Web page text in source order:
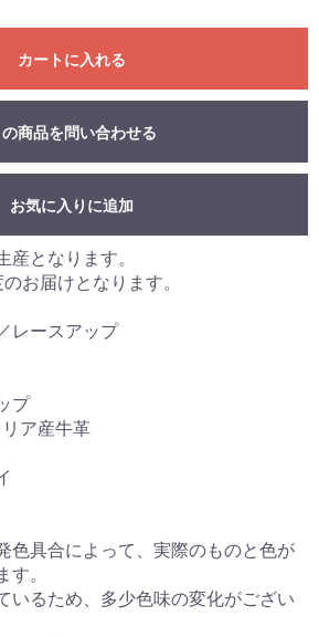
カートに入れる
の商品を問い合わせる
お気に入りに追加
産となります。
お届けとなります。
レースアップ
プ
ア産牛革
色具合によって、実際のものと色が
。
いるため、多少色味の変化がござい